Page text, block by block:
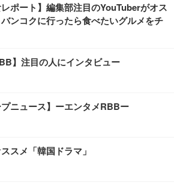
レポート】編集部注目のYouTuberがオス
ンコクに行ったら食べたいグルメをチ
】注目の人にインタビュー
プニュース】ーエンタメRBBー
スメ「韓国ドラマ」